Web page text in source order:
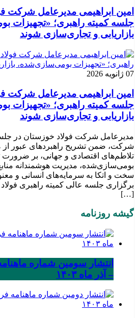
امین ابراهیمی مدیرعامل شرکت
جلسه کمیته راهبری؛ «تجهیزات
بازاریابی و تجاری‌سازی شوند
07 ژانویه 2026
امین ابراهیمی مدیرعامل شرکت
جلسه کمیته راهبری؛ «تجهیزات
بازاریابی و تجاری‌سازی شوند
مدیرعامل شرکت فولاد خوزستان در
شرکت، ضمن تشریح راهبردهای عبور از
تلاطم‌های اقتصادی و جهانی، بر
بومی‌سازی‌شده، مدیریت هوشمندانه
سخت و اتکا به سرمایه‌های انسانی و
برگزاری جلسه عالی کمیته راهبری
[…]
گیشه روزنامه
انتشار سومین شماره
– آذر ماه ۱۴۰۳